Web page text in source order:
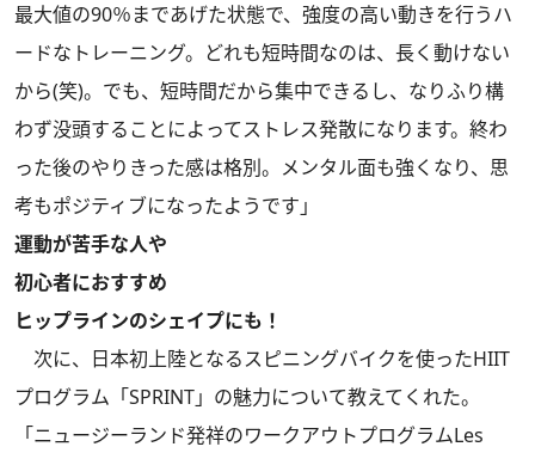
最大値の90％まであげた状態で、強度の高い動きを行うハ
ードなトレーニング。どれも短時間なのは、長く動けない
から(笑)。でも、短時間だから集中できるし、なりふり構
わず没頭することによってストレス発散になります。終わ
った後のやりきった感は格別。メンタル面も強くなり、思
考もポジティブになったようです」
運動が苦手な人や
初心者におすすめ
ヒップラインのシェイプにも！
次に、日本初上陸となるスピニングバイクを使ったHIIT
プログラム「SPRINT」の魅力について教えてくれた。
「ニュージーランド発祥のワークアウトプログラムLes